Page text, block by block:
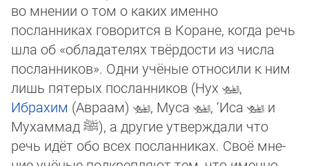
во мнении о том о каких именно
посланниках говорится в Коране, когда речь
шла об «обладателях твёр­дос­ти из числа
посланников». Одни учёные относили к ним
лишь пятерых посланников (Нух
,
Ибрахим (Авраам) , Муса , ‘Иса
и
Му­хам­мад ﷺ), а другие утверждали что
речь идёт обо всех посланниках. Своё мне­